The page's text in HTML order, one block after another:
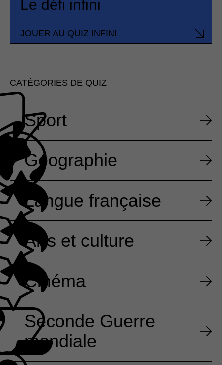
Le défi infini
JOUER AU QUIZ INFINI
CATÉGORIES DE QUIZ
Sport
Géographie
Langue française
Arts et culture
Cinéma
Seconde Guerre
mondiale